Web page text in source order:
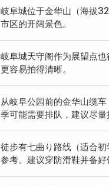
岐阜城位于金华山（海拔
市区的开阔景色。
岐阜城天守阁作为展望点
更容易拍得清晰。
从岐阜公园前的金华山缆
季可能需要排队，建议尽量
徒步有七曲り路线（适合
参考。建议穿防滑鞋并备好